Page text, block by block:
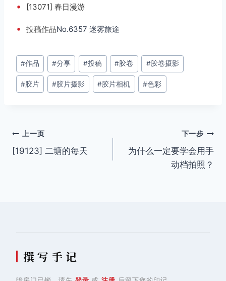
• [13071] 春日漫游
• 投稿作品No.6357 迷雾旅途
文
章
标
#作品 #分享 #投稿 #胶卷 #胶卷摄影
#胶片 #胶片摄影 #胶片相机 #色彩
文
章
上一页
[19123] 二塘的每天
下一步
为什么一定要学会用手
动档拍照？
撰 写 手 记